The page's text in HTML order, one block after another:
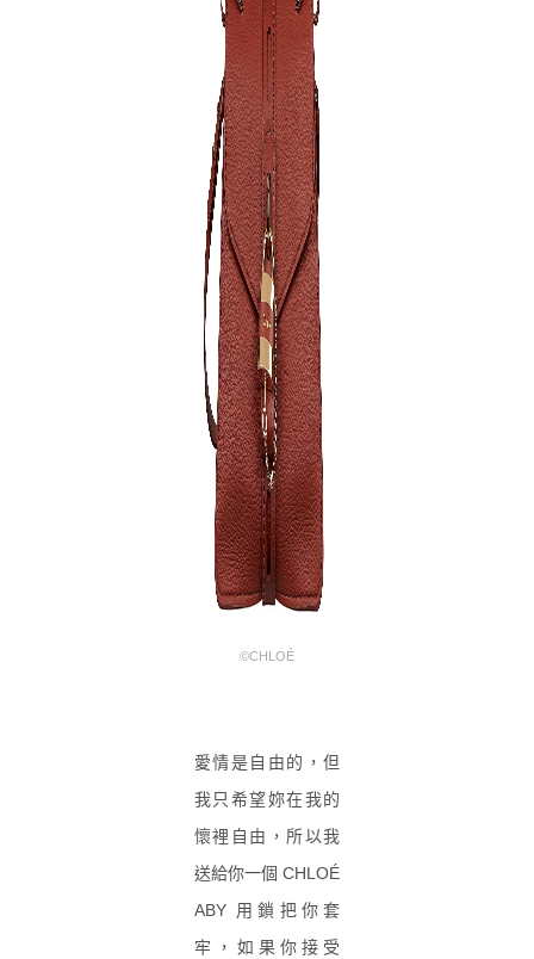
©CHLOÉ
愛情是自由的，但
我只希望妳在我的
懷裡自由，所以我
送給你一個 CHLOÉ
ABY 用鎖把你套
牢，如果你接受